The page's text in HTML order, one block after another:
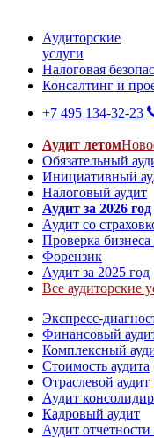
Аудиторские
услуги
Налоговая
Консалтинг и
+7 495 134-32-23
Аудит летом
Обязательный
Инициативный
Налоговый аудит
Аудит за 2026 год
Аудит со
Проверка
Форензик
Аудит за 2025 год
Все аудиторские
Экспресс-
Финансовый
Комплексный
Стоимость аудита
Отраслевой аудит
Аудит
Кадровый аудит
Аудит